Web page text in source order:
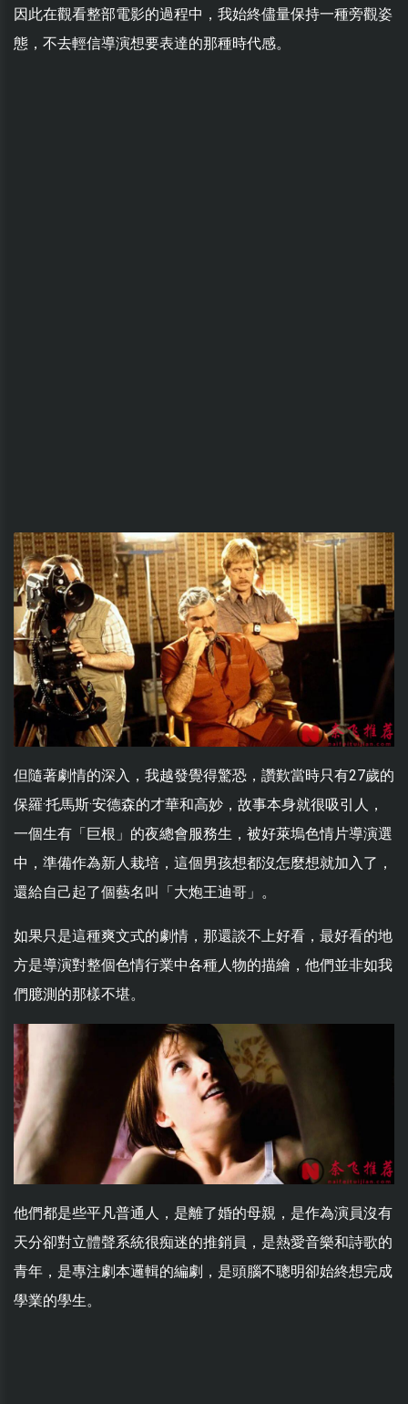
因此在觀看整部電影的過程中，我始終儘量保持一種旁觀姿
態，不去輕信導演想要表達的那種時代感。
但隨著劇情的深入，我越發覺得驚恐，讚歎當時只有27歲的
保羅·托馬斯·安德森的才華和高妙，故事本身就很吸引人，
一個生有「巨根」的夜總會服務生，被好萊塢色情片導演選
中，準備作為新人栽培，這個男孩想都沒怎麼想就加入了，
還給自己起了個藝名叫「大炮王迪哥」。
如果只是這種爽文式的劇情，那還談不上好看，最好看的地
方是導演對整個色情行業中各種人物的描繪，他們並非如我
們臆測的那樣不堪。
他們都是些平凡普通人，是離了婚的母親，是作為演員沒有
天分卻對立體聲系統很痴迷的推銷員，是熱愛音樂和詩歌的
青年，是專注劇本邏輯的編劇，是頭腦不聰明卻始終想完成
學業的學生。